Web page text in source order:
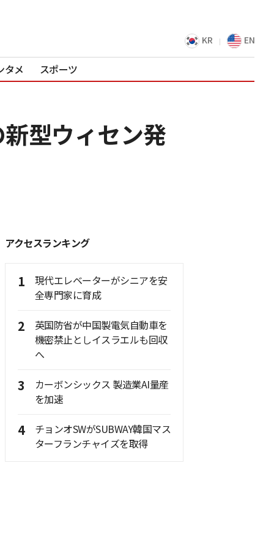
KR EN
タメ スポーツ
型ウィセン発
アクセスランキング
1
現代エレベーターがシニアを安
全専門家に育成
2
英国防省が中国製電気自動車を
機密禁止としイスラエルも回収
へ
3
カーボンシックス 製造業AI量産
を加速
4
チョンオSWがSUBWAY韓国マス
ターフランチャイズを取得